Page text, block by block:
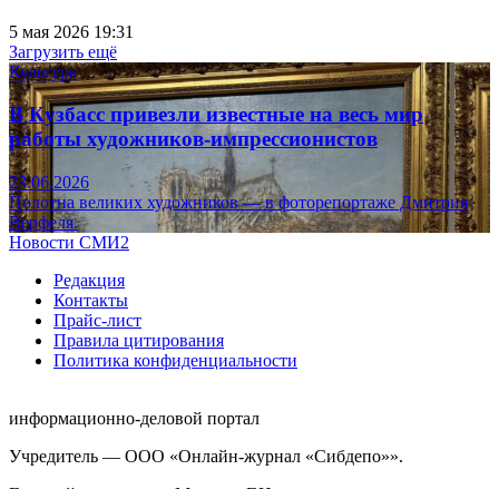
5 мая 2026 19:31
Загрузить ещё
Культура
В Кузбасс привезли известные на весь мир
работы художников-импрессионистов
23.06.2026
Полотна великих художников — в фоторепортаже Дмитрия
Верфеля.
Новости СМИ2
Редакция
Контакты
Прайс-лист
Правила цитирования
Политика конфиденциальности
информационно-деловой портал
Учредитель — ООО «Онлайн-журнал «Сибдепо»».